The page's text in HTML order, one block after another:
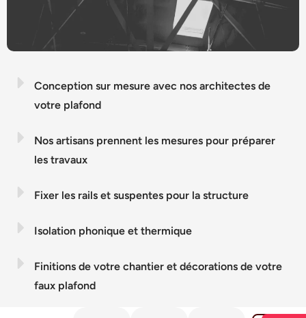
Conception sur mesure avec nos architectes de
votre plafond
Nos artisans prennent les mesures pour préparer
les travaux
Fixer les rails et suspentes pour la structure
Isolation phonique et thermique
Finitions de votre chantier et décorations de votre
faux plafond